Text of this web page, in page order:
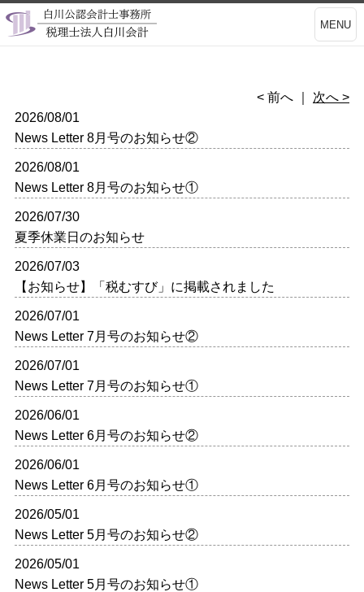
MENU
< 前へ
次へ >
2026/08/01
News Letter 8月号のお知らせ②
2026/08/01
News Letter 8月号のお知らせ①
2026/07/30
夏季休業日のお知らせ
2026/07/03
【お知らせ】「税むすび」に掲載されました
2026/07/01
News Letter 7月号のお知らせ②
2026/07/01
News Letter 7月号のお知らせ①
2026/06/01
News Letter 6月号のお知らせ②
2026/06/01
News Letter 6月号のお知らせ①
2026/05/01
News Letter 5月号のお知らせ②
2026/05/01
News Letter 5月号のお知らせ①